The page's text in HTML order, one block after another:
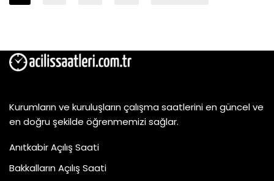
Kurumların ve kuruluşların çalışma saatlerini en güncel ve
en doğru şekilde öğrenmemizi sağlar.
Anıtkabir Açılış Saati
Bakkalların Açılış Saati